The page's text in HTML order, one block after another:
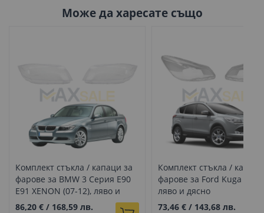
Може да харесате също
Комплект стъкла / капаци за
фарове за BMW 3 Серия E90
E91 XENON (07-12), ляво и
дясно
86,20 € / 168,59 лв.
Комплект стъкла /
фарове за Ford Kuga (13-
ляво и дясно
73,46 €/ 143,68 лв.